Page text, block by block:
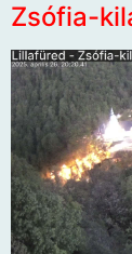
Zsófia-